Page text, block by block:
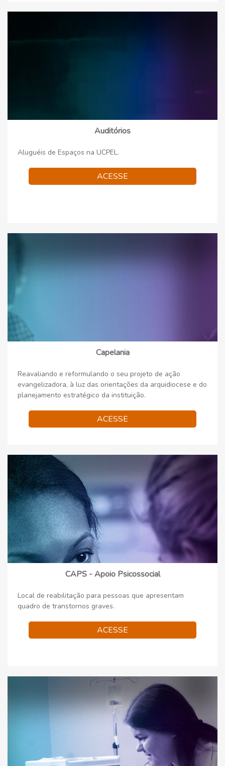
Auditórios
Aluguéis de Espaços na UCPEL.
ACESSE
Capelania
Reavaliando e reformulando o seu projeto de ação
evangelizadora, à luz das orientações da arquidiocese e do
planejamento estratégico da instituição.
ACESSE
CAPS - Apoio Psicossocial
Local de reabilitação para pessoas que apresentam
quadro de transtornos graves.
ACESSE